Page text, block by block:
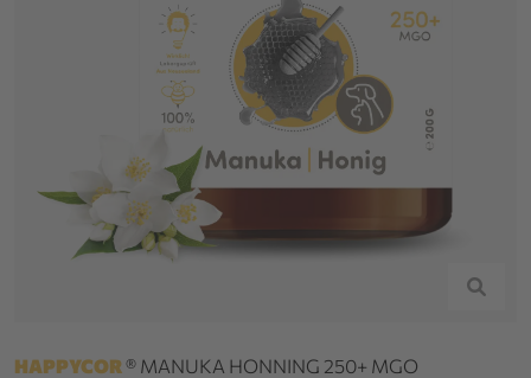
HAPPYCOR® MANUKA HONNING 250+ MGO